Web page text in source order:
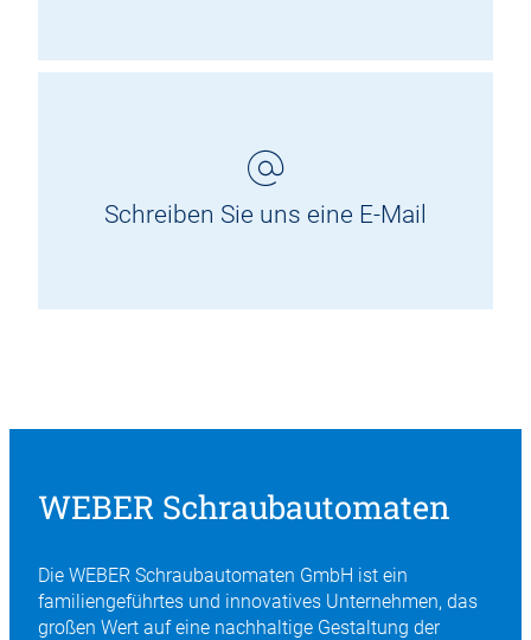
Schreiben Sie uns eine E-Mail
WEBER Schraubautomaten
Die WEBER Schraubautomaten GmbH ist ein
familiengeführtes und innovatives Unternehmen, das
großen Wert auf eine nachhaltige Gestaltung der